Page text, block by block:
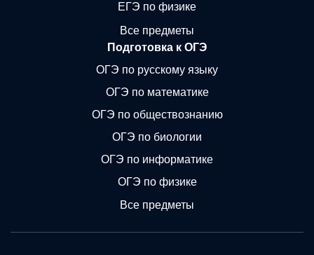
ЕГЭ по физике
Все предметы
Подготовка к ОГЭ
ОГЭ по русскому языку
ОГЭ по математике
ОГЭ по обществознанию
ОГЭ по биологии
ОГЭ по информатике
ОГЭ по физике
Все предметы